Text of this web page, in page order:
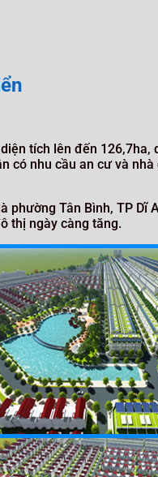
tích lên đến 126,7ha,
có nhu cầu an cư và
phường Tân Bình, TP Dĩ
thị ngày càng tăng.